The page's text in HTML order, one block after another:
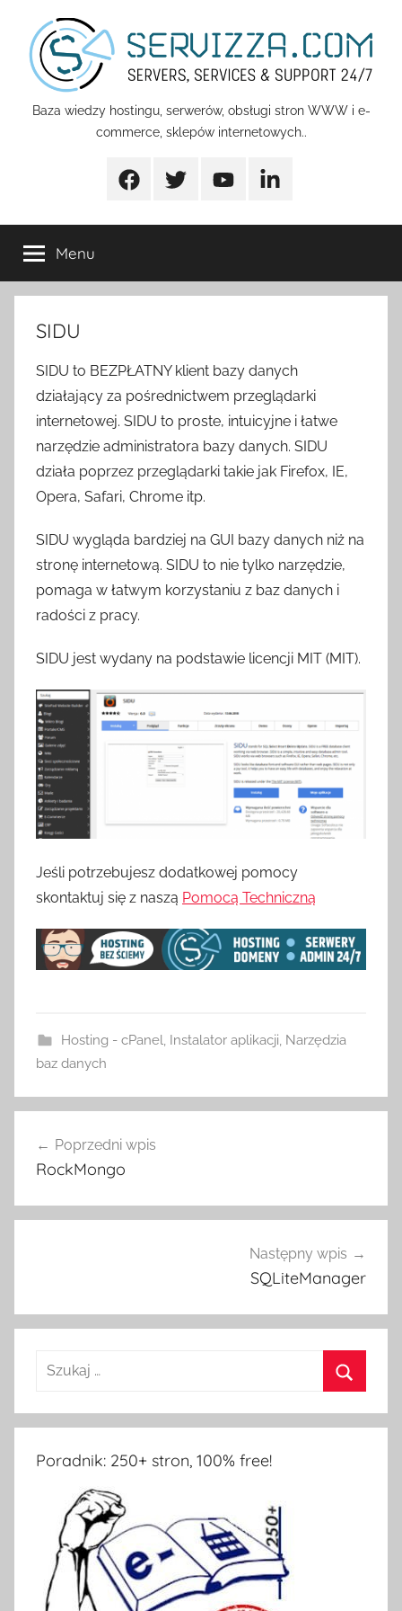
treści
Servizza
Pomoc
Baza wiedzy hostingu, serwerów, obsługi stron WWW i e-
commerce, sklepów internetowych..
FacebookTwitter YoutubeLinkedin
Menu
SIDU
SIDU to BEZPŁATNY klient bazy danych
działający za pośrednictwem przeglądarki
internetowej. SIDU to proste, intuicyjne i łatwe
narzędzie administratora bazy danych. SIDU
działa poprzez przeglądarki takie jak Firefox, IE,
Opera, Safari, Chrome itp.
SIDU wygląda bardziej na GUI bazy danych niż na
stronę internetową. SIDU to nie tylko narzędzie,
pomaga w łatwym korzystaniu z baz danych i
radości z pracy.
SIDU jest wydany na podstawie licencji MIT (MIT).
Jeśli potrzebujesz dodatkowej pomocy
skontaktuj się z naszą Pomocą Techniczną
Hosting - cPanel, Instalator aplikacji, Narzędzia
baz danych
wpisu
Poprzedni wpis
RockMongo
Następny wpis
SQLiteManager
Poradnik: 250+ stron, 100% free!